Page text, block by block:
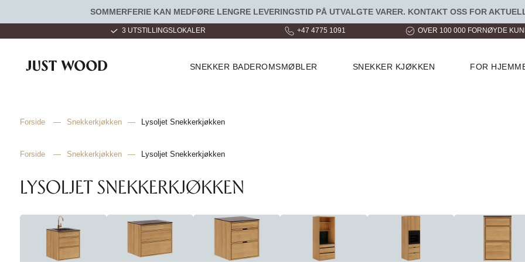
SOMMERFERIE KAN MEDFØRE LENGRE LEVERINGSTID PÅ UTVALGTE VARER. KONTAKT OSS FOR
3 UTSTILLINGSLOKALER +47 4775 1091 OVER 100 000 FORNØYDE
SNEKKER BADEROMSMØBLER SNEKKER KJØKKEN FOR
Forside — Snekkerkjøkken — Lysoljet Snekkerkjøkken
Forside — Snekkerkjøkken — Lysoljet Snekkerkjøkken
LYSOLJET SNEKKERKJØKKEN